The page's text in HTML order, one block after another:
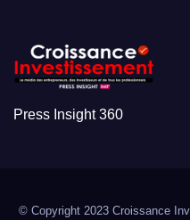
Press Insight 360
© Copyright 2023 Croissance